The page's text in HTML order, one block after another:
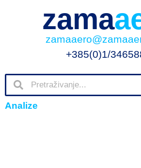
zama
+385(0)1/
Analize